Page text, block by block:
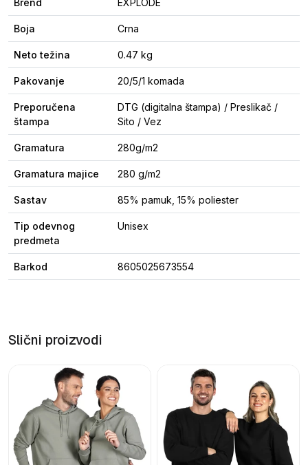
Boja Crna
Neto težina 0.47 kg
Pakovanje 20/5/1 komada
Preporučena
štampa
DTG (digitalna štampa) / Preslikač /
Sito / Vez
Gramatura 280g/m2
Gramatura majice 280 g/m2
Sastav 85% pamuk, 15% poliester
Tip odevnog
predmeta
Unisex
Barkod 8605025673554
Slični proizvodi